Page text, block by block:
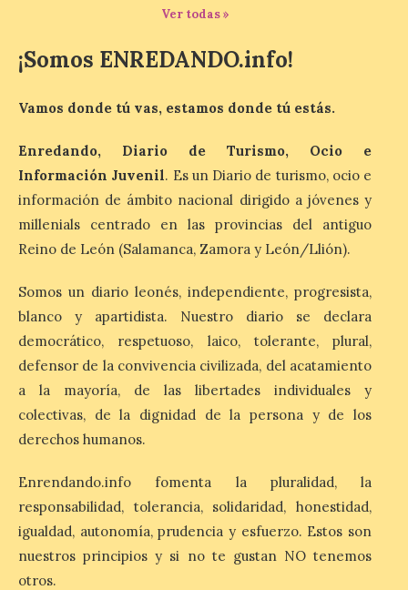
Última llamada: Eclipse
Dónde alojarse y a qué
precio
7 Ago 2026
León es la provincia más
económica (116€/noche),
pero también una de las
más agotadas: solo un 4%
Zamora, Palencia y Álava son las
provincias con menos margen: apenas un
1% de los alojamientos siguen libres para
esas […]
El eclipse genera un boom
de reservas hoteleras y
precios desorbitados,
7 Ago 2026
Asturias lidera el impacto
del fenómeno, con el
Ver todas »
¡Somos ENREDANDO.info!
Vamos donde tú vas, estamos donde tú estás.
Enredando, Diario de Turismo, Ocio e
Información Juvenil. Es un Diario de turismo, ocio e
información de ámbito nacional dirigido a jóvenes y
millenials centrado en las provincias del antiguo
Reino de León (Salamanca, Zamora y León/Llión).
Somos un diario leonés, independiente, progresista,
blanco y apartidista. Nuestro diario se declara
democrático, respetuoso, laico, tolerante, plural,
defensor de la convivencia civilizada, del acatamiento
a la mayoría, de las libertades individuales y
colectivas, de la dignidad de la persona y de los
derechos humanos.
Enrendando.info fomenta la pluralidad, la
responsabilidad, tolerancia, solidaridad, honestidad,
igualdad, autonomía, prudencia y esfuerzo. Estos son
nuestros principios y si no te gustan NO tenemos
otros.